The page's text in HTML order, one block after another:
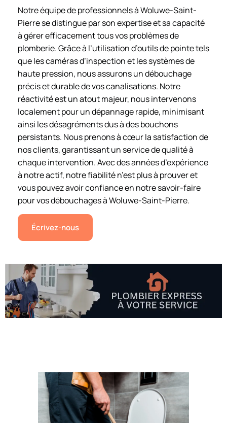
Notre équipe de professionnels à Woluwe-Saint-
Pierre se distingue par son expertise et sa capacité
à gérer efficacement tous vos problèmes de
plomberie. Grâce à l’utilisation d’outils de pointe tels
que les caméras d’inspection et les systèmes de
haute pression, nous assurons un débouchage
précis et durable de vos canalisations. Notre
réactivité est un atout majeur, nous intervenons
localement pour un dépannage rapide, minimisant
ainsi les désagréments dus à des bouchons
persistants. Nous prenons à cœur la satisfaction de
nos clients, garantissant un service de qualité à
chaque intervention. Avec des années d’expérience
à notre actif, notre fiabilité n’est plus à prouver et
vous pouvez avoir confiance en notre savoir-faire
pour vos débouchages à Woluwe-Saint-Pierre.
Écrivez-nous